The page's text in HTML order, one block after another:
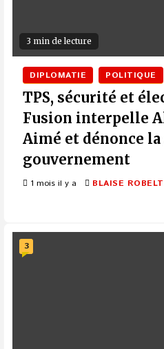
3 min de lecture
DIPLOMATIE POLITIQUE
TPS, sécurité et
Fusion interpelle
Aimé et dénonce
gouvernement
1 mois il y a BLAISE
3